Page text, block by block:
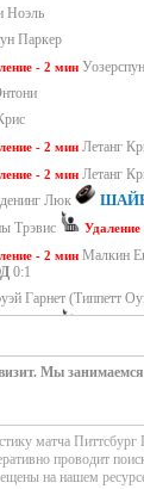
Ноэль
Паркер
- 2 мин
- 2 мин Летанг
- 2 мин Летанг
Люк
Трэвис
- 2 мин Малкин
0:1
Гарнет (Типпетт
Портер II
- 2 мин
0:2
Расмус
- 2 мин
Мы
матча
проводит
на нашем